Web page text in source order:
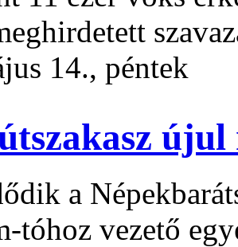
14., péntek
újul
a
tóhoz vezető